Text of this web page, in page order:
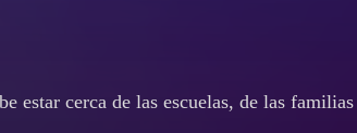
estar cerca de las escuelas, de las